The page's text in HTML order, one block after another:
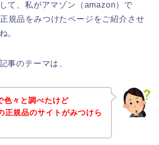
て、私がアマゾン（amazon）で
規品をみつけたページをご紹介させ
。
事のテーマは、
色々と調べたけど
正規品のサイトがみつけら